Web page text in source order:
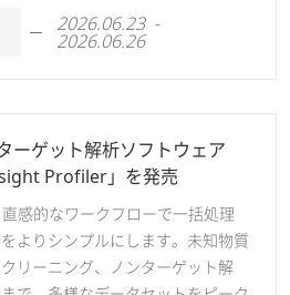
2026.06.23 -
2026.06.26
ーゲット解析ソフトウェア
Profiler」を発売
感的なワークフローで一括処理
よりシンプルにします。未知物質
リーニング、ノンターゲット解